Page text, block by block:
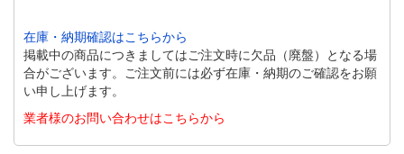
在庫・納期確認はこちらから
掲載中の商品につきましてはご注文時に欠品（廃盤）となる場
合がございます。ご注文前には必ず在庫・納期のご確認をお願
い申し上げます。
業者様のお問い合わせはこちらから